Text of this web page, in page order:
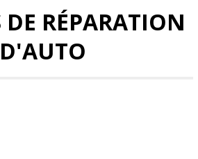
DE RÉPARATION
D'AUTO